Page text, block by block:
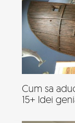
Cum sa
15+ Idei